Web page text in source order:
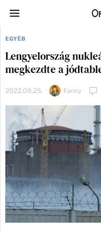
EGYÉB
Lengyelország
megkezdte a
2022.09.25. Fanny